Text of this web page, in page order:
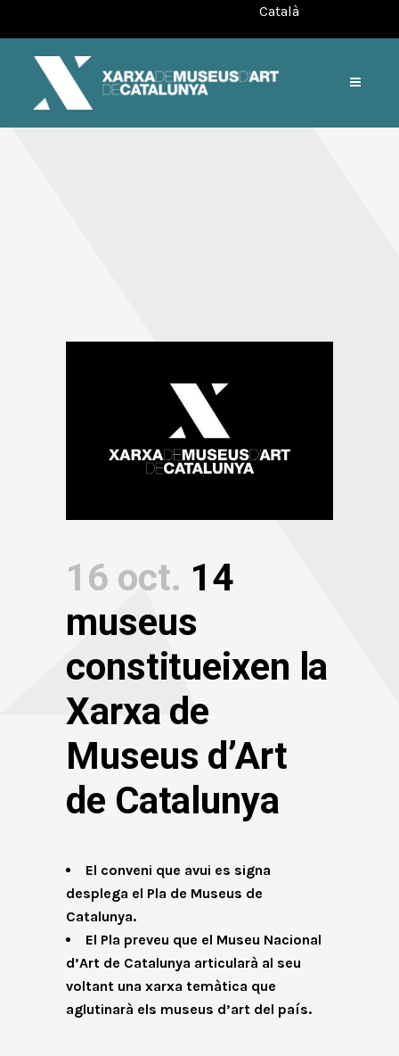
Català
16 oct. 14
museus
constitueixen la
Xarxa de
Museus d’Art
de Catalunya
El conveni que avui es signa
desplega el Pla de Museus de
Catalunya.
El Pla preveu que el Museu Nacional
d’Art de Catalunya articularà al seu
voltant una xarxa temàtica que
aglutinarà els museus d’art del país.